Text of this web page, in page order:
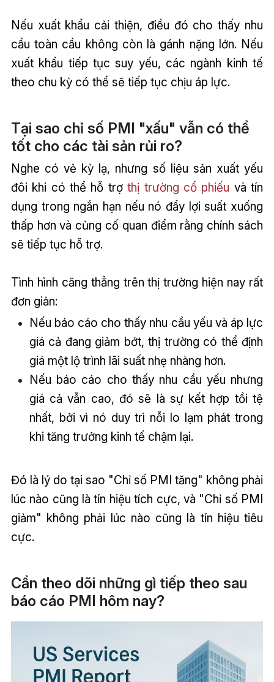
Nếu xuất khẩu cải thiện, điều đó cho thấy nhu
cầu toàn cầu không còn là gánh nặng lớn. Nếu
xuất khẩu tiếp tục suy yếu, các ngành kinh tế
theo chu kỳ có thể sẽ tiếp tục chịu áp lực.
Tại sao chỉ số PMI "xấu" vẫn có thể
tốt cho các tài sản rủi ro?
Nghe có vẻ kỳ lạ, nhưng số liệu sản xuất yếu
đôi khi có thể hỗ trợthị trường cổ phiếu và tín
dụng trong ngắn hạn nếu nó đẩy lợi suất xuống
thấp hơn và củng cố quan điểm rằng chính sách
sẽ tiếp tục hỗ trợ.
Tình hình căng thẳng trên thị trường hiện nay rất
đơn giản:
Nếu báo cáo cho thấy nhu cầu yếu và áp lực
giá cả đang giảm bớt, thị trường có thể định
giá một lộ trình lãi suất nhẹ nhàng hơn.
Nếu báo cáo cho thấy nhu cầu yếu nhưng
giá cả vẫn cao, đó sẽ là sự kết hợp tồi tệ
nhất, bởi vì nó duy trì nỗi lo lạm phát trong
khi tăng trưởng kinh tế chậm lại.
Đó là lý do tại sao "Chỉ số PMI tăng" không phải
lúc nào cũng là tín hiệu tích cực, và "Chỉ số PMI
giảm" không phải lúc nào cũng là tín hiệu tiêu
cực.
Cần theo dõi những gì tiếp theo sau
báo cáo PMI hôm nay?